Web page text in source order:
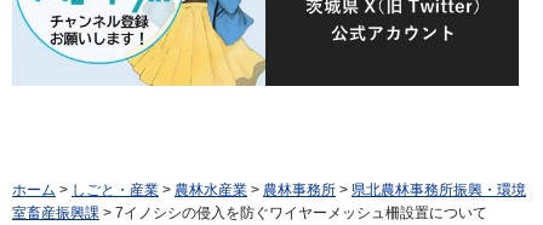
ホーム > しごと・産業 > 農林水産業 > 農林事務所 > 県北農林事務所振興・環境
室畜産振興課 > 7イノシシの侵入を防ぐワイヤーメッシュ柵設置について